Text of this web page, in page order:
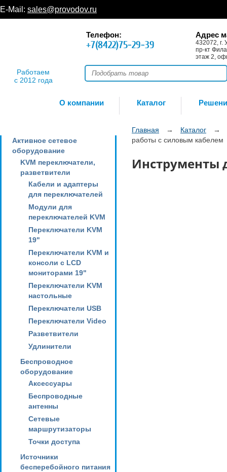
E-Mail: sales@provodov.ru
Работаем
с 2012 года
Телефон:
+7(8422)75-29-39
Адрес
432072, г.
пр-кт
этаж 2,
О компании Каталог
Активное сетевое
оборудование
KVM переключатели,
разветвители
Кабели и адаптеры
для переключателей
Модули для
переключателей KVM
Переключатели KVM
19"
Переключатели KVM и
консоли с LCD
мониторами 19"
Переключатели KVM
настольные
Переключатели USB
Переключатели Video
Разветвители
Удлинители
Беспроводное
оборудование
Аксессуары
Беспроводные
антенны
Сетевые
маршрутизаторы
Точки доступа
Источники
бесперебойного питания
Главная → Каталог
→
работы с силовым кабелем
Инструменты